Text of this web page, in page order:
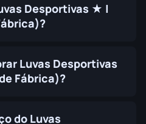
Desportivas ★ |
Luvas Desportivas
Fábrica)?
do Luvas